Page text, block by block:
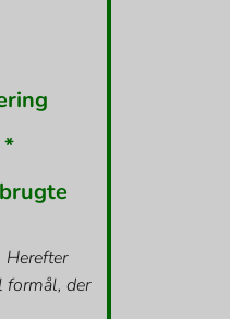
*
Herefter
formål, der